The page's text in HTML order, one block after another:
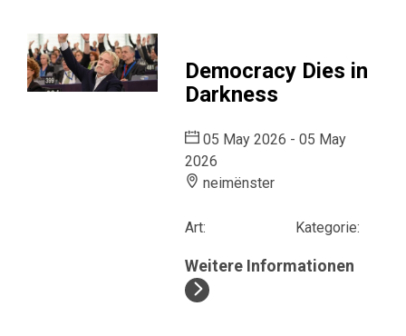
Democracy Dies in
Darkness
05 May 2026 - 05 May
2026
neimënster
Art: Kategorie:
Weitere Informationen